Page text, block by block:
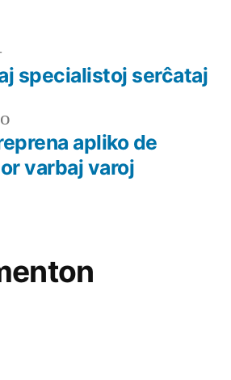
afiŝo:
apliko de
varbaj varoj
Sekva
afiŝo:
specialistoj serĉataj